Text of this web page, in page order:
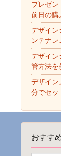
プレゼン
前日の購
デザイン
ンテナン
デザイン
管方法を
デザイン
分でセッ
おすす